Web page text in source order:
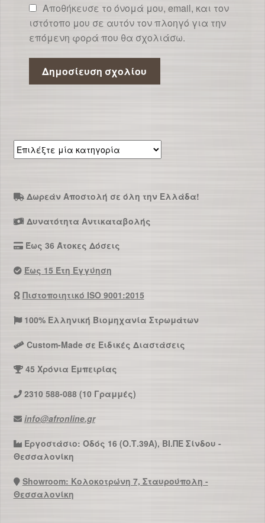
Αποθήκευσε το όνομά μου, email, και τον
ιστότοπο μου σε αυτόν τον πλοηγό για την
επόμενη φορά που θα σχολιάσω.
Επιλέξτε
μία
Δωρεάν Αποστολή σε όλη την Ελλάδα!
Δυνατότητα Αντικαταβολής
Έως 36 Άτοκες Δόσεις
Έως 15 Έτη Εγγύηση
Πιστοποιητικό ISO 9001:2015
100% Ελληνική Βιομηχανία Στρωμάτων
Custom-Made σε Ειδικές Διαστάσεις
45 Χρόνια Εμπειρίας
2310 588-088 (10 Γραμμές)
info@afronline.gr
Εργοστάσιο: Οδός 16 (Ο.Τ.39Α), ΒΙ.ΠΕ Σίνδου -
Θεσσαλονίκη
Showroom: Κολοκοτρώνη 7, Σταυρούπολη -
Θεσσαλονίκη